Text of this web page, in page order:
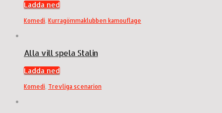
Ladda ned
Komedi, Kurragömmaklubben kamouflage
Alla vill spela Stalin
Ladda ned
Komedi Trevliga scenarion